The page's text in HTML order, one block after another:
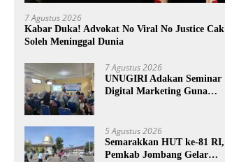
7 Agustus 2026
Kabar Duka! Advokat No Viral No Justice Cak
Soleh Meninggal Dunia
7 Agustus 2026
UNUGIRI Adakan Seminar
Digital Marketing Guna
Desa Prangi
5 Agustus 2026
Semarakkan HUT ke-81 RI,
Pemkab Jombang Gelar